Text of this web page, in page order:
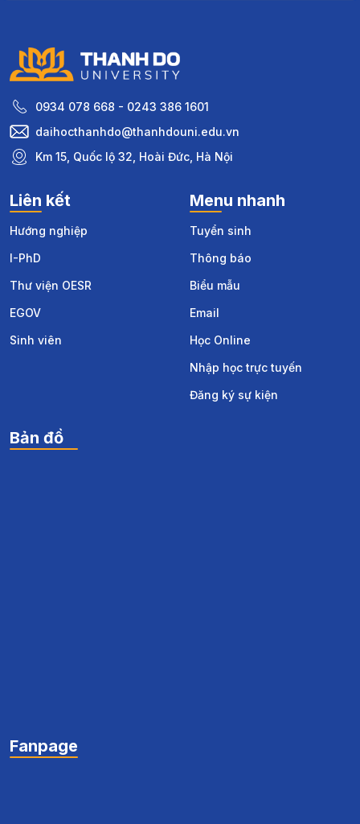
0934 078 668 - 0243 386 1601
daihocthanhdo@thanhdouni.edu.vn
Km 15, Quốc lộ 32, Hoài Đức, Hà Nội
Liên kết
Hướng nghiệp
I-PhD
Thư viện OESR
EGOV
Sinh viên
Menu nhanh
Tuyển sinh
Thông báo
Biểu mẫu
Email
Học Online
Nhập học trực tuyến
Đăng ký sự kiện
Bản đồ
Fanpage